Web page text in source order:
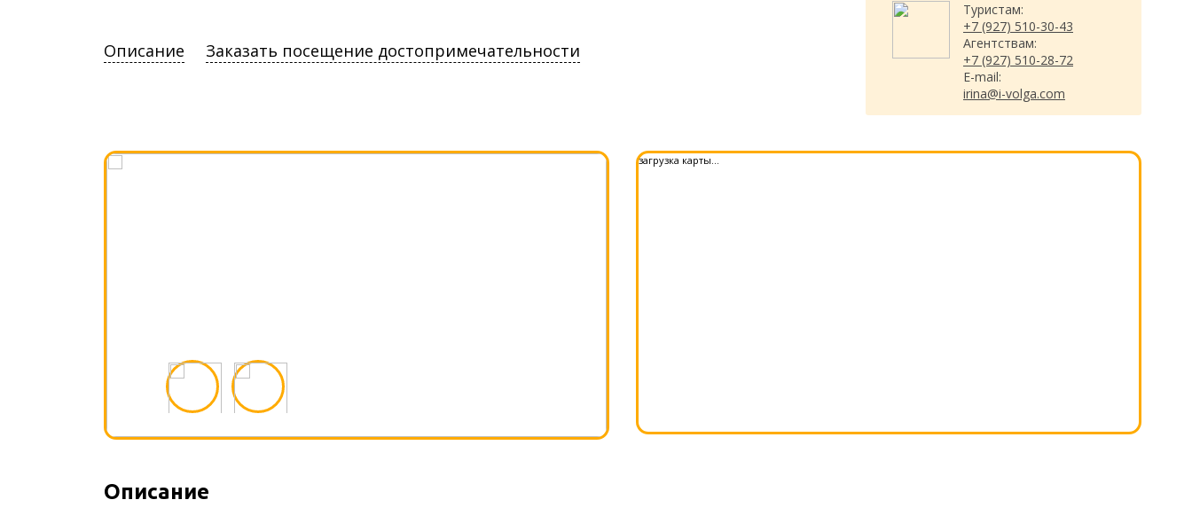
Описание Заказать посещение достопримечательности
Туристам:
+7 (927) 510-30-43
Агентствам:
+7 (927) 510-28-72
E-mail:
irina@i-volga.com
загрузка карты...
Описание